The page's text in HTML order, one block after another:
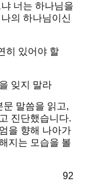
너는 하나님을
의 하나님이신
히 있어야 할
잊지 말라
문 말씀을 읽고,
진단했습니다.
을 향해 나아가
지는 모습을 볼
92